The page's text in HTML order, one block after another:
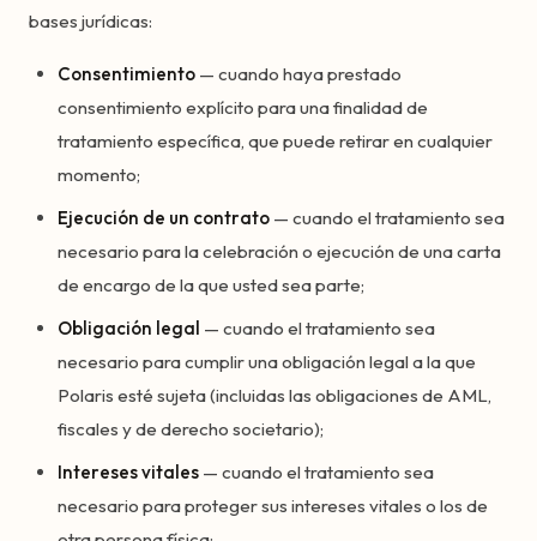
bases jurídicas:
Consentimiento — cuando haya prestado
consentimiento explícito para una finalidad de
tratamiento específica, que puede retirar en cualquier
momento;
Ejecución de un contrato — cuando el tratamiento sea
necesario para la celebración o ejecución de una carta
de encargo de la que usted sea parte;
Obligación legal — cuando el tratamiento sea
necesario para cumplir una obligación legal a la que
Polaris esté sujeta (incluidas las obligaciones de AML,
fiscales y de derecho societario);
Intereses vitales — cuando el tratamiento sea
necesario para proteger sus intereses vitales o los de